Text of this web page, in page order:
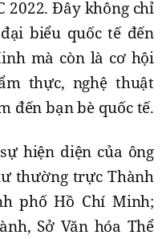
2022. Đây không chỉ
biểu quốc tế đến
mà còn là cơ hội
thực, nghệ thuật
đến bạn bè quốc tế.
hiện diện của ông
thường trực Thành
phố Hồ Chí Minh;
Sở Văn hóa Thể